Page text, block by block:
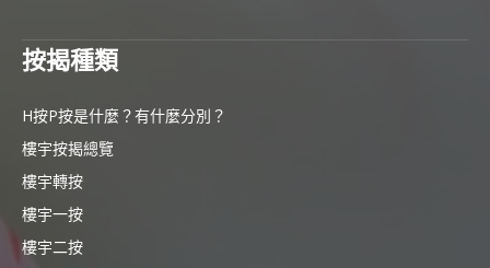
按揭種類
H按P按是什麼？有什麼分別？
樓宇按揭總覽
樓宇轉按
樓宇一按
樓宇二按